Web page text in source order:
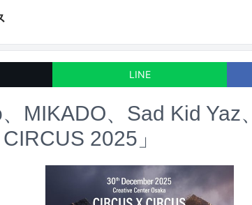
LINE
MIKADO、Sad Kid Yaz
2025」